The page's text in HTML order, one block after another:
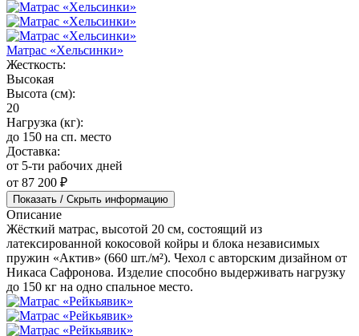
Матрас «Хельсинки»
Жесткость:
Высокая
Высота (см):
20
Нагрузка (кг):
до 150 на сп. место
Доставка:
от 5-ти рабочих дней
от 87 200 ₽
Показать / Скрыть информацию
Описание
Жёсткий матрас, высотой 20 см, состоящий из
латексированной кокосовой койры и блока независимых
пружин «Актив» (660 шт./м²). Чехол с авторским дизайном от
Никаса Сафронова. Изделие способно выдерживать нагрузку
до 150 кг на одно спальное место.